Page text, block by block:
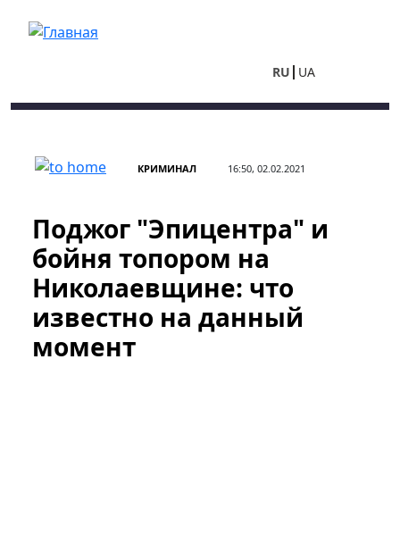
RU UA
КРИМИНАЛ 16:50, 02.02.2021
Поджог "Эпицентра" и
бойня топором на
Николаевщине: что
известно на данный
момент